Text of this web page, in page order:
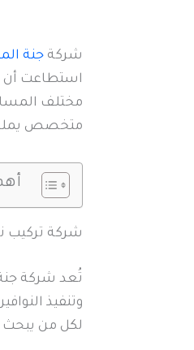
شركة جنة
استطاعت أن
مختلف
متخصص يملك
شركة تركيب
تُعد شركة
وتنفيذ
لكل من يبحث